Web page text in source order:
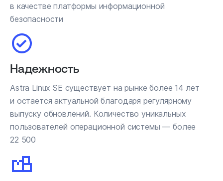
в качестве платформы информационной
безопасности
Надежность
Astra Linux SE существует на рынке более 14 лет
и остается актуальной благодаря регулярному
выпуску обновлений. Количество уникальных
пользователей операционной системы — более
22 500